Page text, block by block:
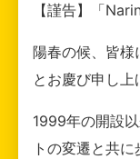
【謹告】「
陽春の候、皆様
とお慶び申し上
1999年の開設
トの変遷と共